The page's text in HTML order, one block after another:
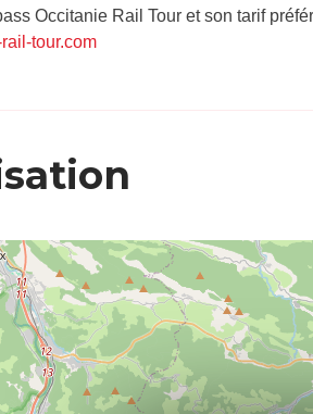
Occitanie Rail Tour et son tarif
tour.com